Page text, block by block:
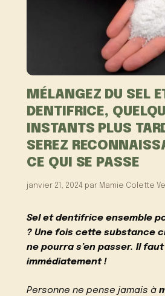
MÉLANGEZ DU SEL
DENTIFRICE,
INSTANTS PLUS
SEREZ
CE QUI SE PASSE
janvier 21, 2024 par Mamie Colette
Sel et dentifrice ensemble
? Une fois cette substance
ne pourra s’en passer. Il
immédiatement !
Personne ne pense jamais à